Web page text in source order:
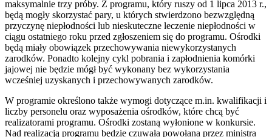
maksymalnie trzy próby. Z programu, który ruszy od 1 lipca 2013 r.,
będą mogły skorzystać pary, u których stwierdzono bezwzględną
przyczynę niepłodności lub nieskuteczne leczenie niepłodności w
ciągu ostatniego roku przed zgłoszeniem się do programu. Ośrodki
będą miały obowiązek przechowywania niewykorzystanych
zarodków. Ponadto kolejny cykl pobrania i zapłodnienia komórki
jajowej nie będzie mógł być wykonany bez wykorzystania
wcześniej uzyskanych i przechowywanych zarodków.
W programie określono także wymogi dotyczące m.in. kwalifikacji i
liczby personelu oraz wyposażenia ośrodków, które chcą być
realizatorami programu. Ośrodki zostaną wyłonione w konkursie.
Nad realizacją programu będzie czuwała powołana przez ministra